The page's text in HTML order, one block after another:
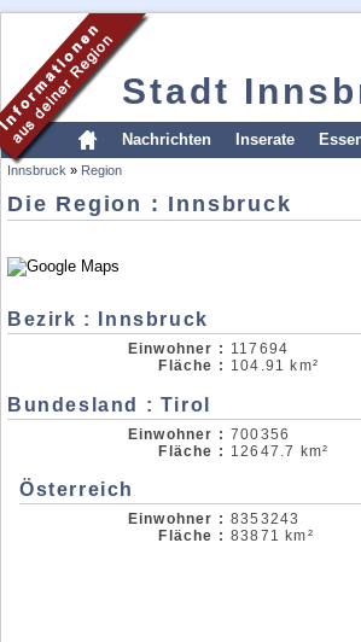
Stadt
Nachrichten Inserate
Innsbruck » Region
Die Region : Innsbruck
Bezirk : Innsbruck
Einwohner : 117694
Fläche : 104.91 km²
Bundesland : Tirol
Einwohner : 700356
Fläche : 12647.7 km²
Österreich
Einwohner : 8353243
Fläche : 83871 km²